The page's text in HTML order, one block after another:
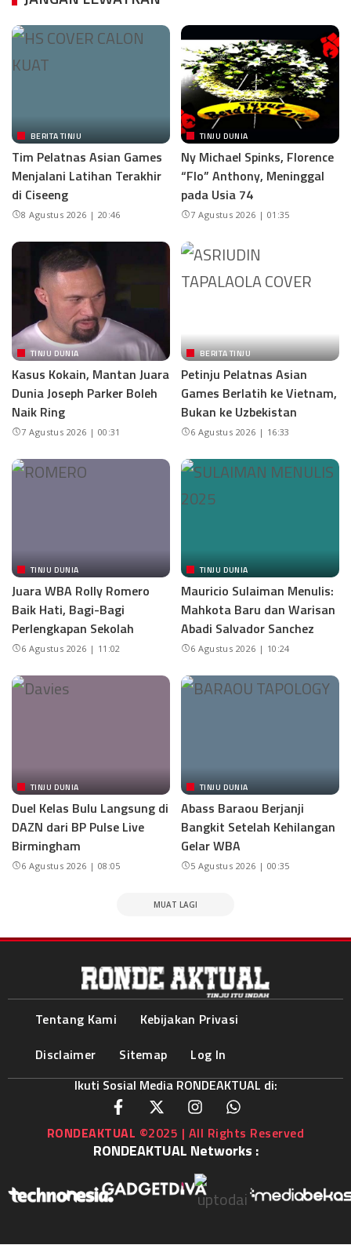
BERITA TINJU
Tim Pelatnas Asian Games
Menjalani Latihan Terakhir
di Ciseeng
8 Agustus 2026 | 20:46
TINJU DUNIA
Ny Michael Spinks, Florence
“Flo” Anthony, Meninggal
pada Usia 74
7 Agustus 2026 | 01:35
TINJU DUNIA
Kasus Kokain, Mantan Juara
Dunia Joseph Parker Boleh
Naik Ring
7 Agustus 2026 | 00:31
BERITA TINJU
Petinju Pelatnas Asian
Games Berlatih ke Vietnam,
Bukan ke Uzbekistan
6 Agustus 2026 | 16:33
TINJU DUNIA
Juara WBA Rolly Romero
Baik Hati, Bagi-Bagi
Perlengkapan Sekolah
6 Agustus 2026 | 11:02
TINJU DUNIA
Mauricio Sulaiman Menulis:
Mahkota Baru dan Warisan
Abadi Salvador Sanchez
6 Agustus 2026 | 10:24
TINJU DUNIA
Duel Kelas Bulu Langsung di
DAZN dari BP Pulse Live
Birmingham
6 Agustus 2026 | 08:05
TINJU DUNIA
Abass Baraou Berjanji
Bangkit Setelah Kehilangan
Gelar WBA
5 Agustus 2026 | 00:35
MUAT LAGI
Tentang Kami
Kebijakan Privasi
Disclaimer
Sitemap
Log In
Ikuti Sosial Media RONDEAKTUAL di:
RONDEAKTUAL ©2025 | All Rights Reserved
RONDEAKTUAL Networks :